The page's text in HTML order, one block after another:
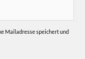
Mailadresse speichert und